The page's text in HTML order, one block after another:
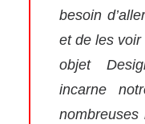
besoin
et de les voir
objet
incarne
nombreuses